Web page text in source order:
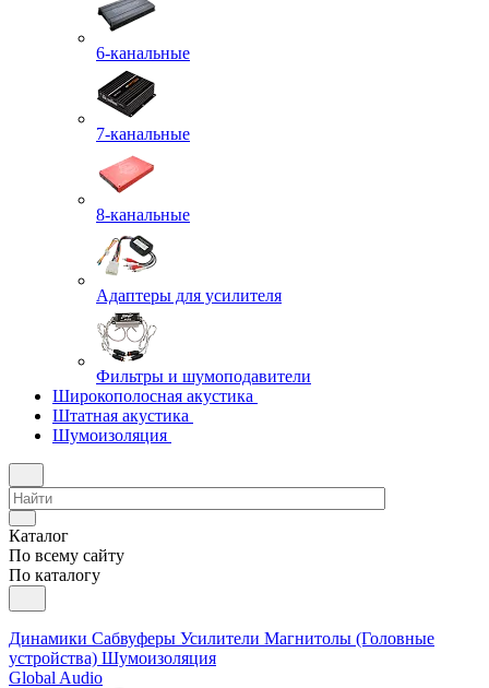
6-канальные
7-канальные
8-канальные
Адаптеры для усилителя
Фильтры и шумоподавители
Широкополосная акустика
Штатная акустика
Шумоизоляция
Каталог
По всему сайту
По каталогу
Динамики Сабвуферы Усилители Магнитолы (Головные
устройства) Шумоизоляция
Global Audio